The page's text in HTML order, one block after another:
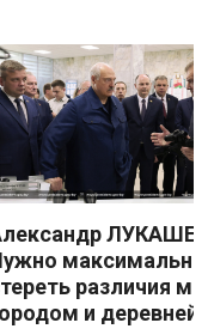
максимально
различия
и деревней